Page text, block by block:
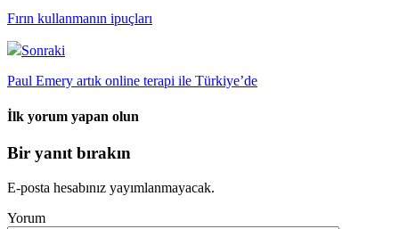
Fırın kullanmanın ipuçları
Sonraki
Paul Emery artık online terapi ile Türkiye’de
İlk yorum yapan olun
Bir yanıt bırakın
E-posta hesabınız yayımlanmayacak.
Yorum